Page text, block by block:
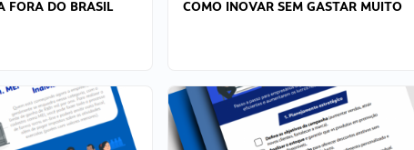
FORA DO BRASIL COMO INOVAR SEM GASTAR MUITO